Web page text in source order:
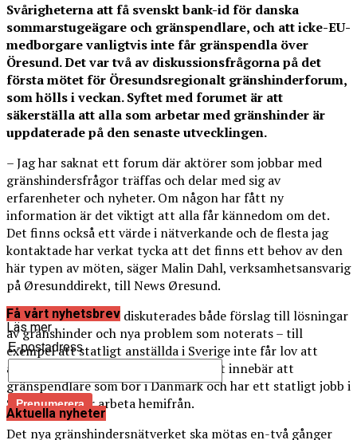
Svårigheterna att få svenskt bank-id för danska
sommarstugeägare och gränspendlare, och att icke-EU-
medborgare vanligtvis inte får gränspendla över
Öresund. Det var två av diskussionsfrågorna på det
första mötet för Öresundsregionalt gränshinderforum,
som hölls i veckan. Syftet med forumet är att
säkerställa att alla som arbetar med gränshinder är
uppdaterade på den senaste utvecklingen.
– Jag har saknat ett forum där aktörer som jobbar med
gränshindersfrågor träffas och delar med sig av
erfarenheter och nyheter. Om någon har fått ny
information är det viktigt att alla får kännedom om det.
Det finns också ett värde i nätverkande och de flesta jag
kontaktade har verkat tycka att det finns ett behov av den
här typen av möten, säger Malin Dahl, verksamhetsansvarig
på Øresunddirekt, till News Øresund.
På det första mötet diskuterades både förslag till lösningar
av gränshinder och nya problem som noterats – till
exempel att statligt anställda i Sverige inte får lov att
arbeta på distans från utlandet, vilket innebär att
gränspendlare som bor i Danmark och har ett statligt jobb i
Sverige inte får arbeta hemifrån.
Det nya gränshindersnätverket ska mötas en-två gånger
Läs mer
Få vårt nyhetsbrev
E-postadress
Aktuella nyheter